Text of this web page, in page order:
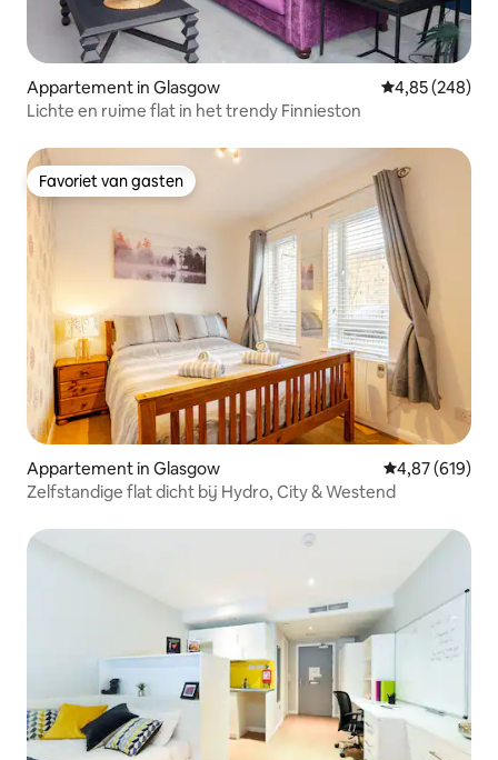
Appartement in Glasgow Gemiddelde
4,85 (248)
Lichte en ruime flat in het trendy Finnieston
Favoriet van gasten
Favoriet van gasten
Appartement in Glasgow Gemiddelde
4,87 (619)
Zelfstandige flat dicht bij Hydro, City & Westend